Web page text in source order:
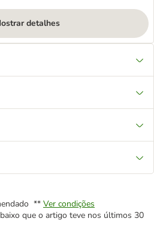
detalhes
** Ver condições
que o artigo teve nos últimos 30